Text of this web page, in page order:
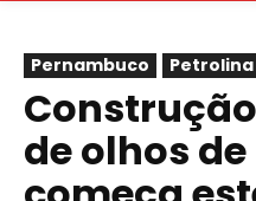
Pernambuco Petrolina
de olhos